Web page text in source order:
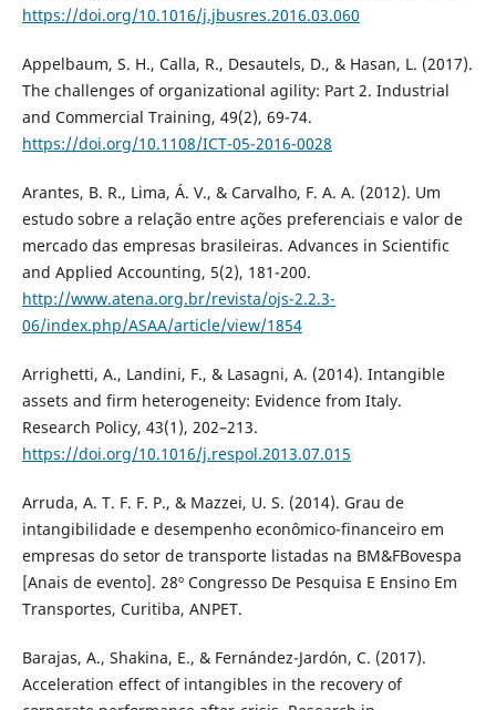
https://doi.org/10.1016/j.jbusres.2016.03.060
Appelbaum, S. H., Calla, R., Desautels, D., & Hasan, L. (2017).
The challenges of organizational agility: Part 2. Industrial
and Commercial Training, 49(2), 69-74.
https://doi.org/10.1108/ICT-05-2016-0028
Arantes, B. R., Lima, Á. V., & Carvalho, F. A. A. (2012). Um
estudo sobre a relação entre ações preferenciais e valor de
mercado das empresas brasileiras. Advances in Scientific
and Applied Accounting, 5(2), 181-200.
http://www.atena.org.br/revista/ojs-2.2.3-
06/index.php/ASAA/article/view/1854
Arrighetti, A., Landini, F., & Lasagni, A. (2014). Intangible
assets and firm heterogeneity: Evidence from Italy.
Research Policy, 43(1), 202–213.
https://doi.org/10.1016/j.respol.2013.07.015
Arruda, A. T. F. F. P., & Mazzei, U. S. (2014). Grau de
intangibilidade e desempenho econômico-financeiro em
empresas do setor de transporte listadas na BM&FBovespa
[Anais de evento]. 28º Congresso De Pesquisa E Ensino Em
Transportes, Curitiba, ANPET.
Barajas, A., Shakina, E., & Fernández-Jardón, C. (2017).
Acceleration effect of intangibles in the recovery of